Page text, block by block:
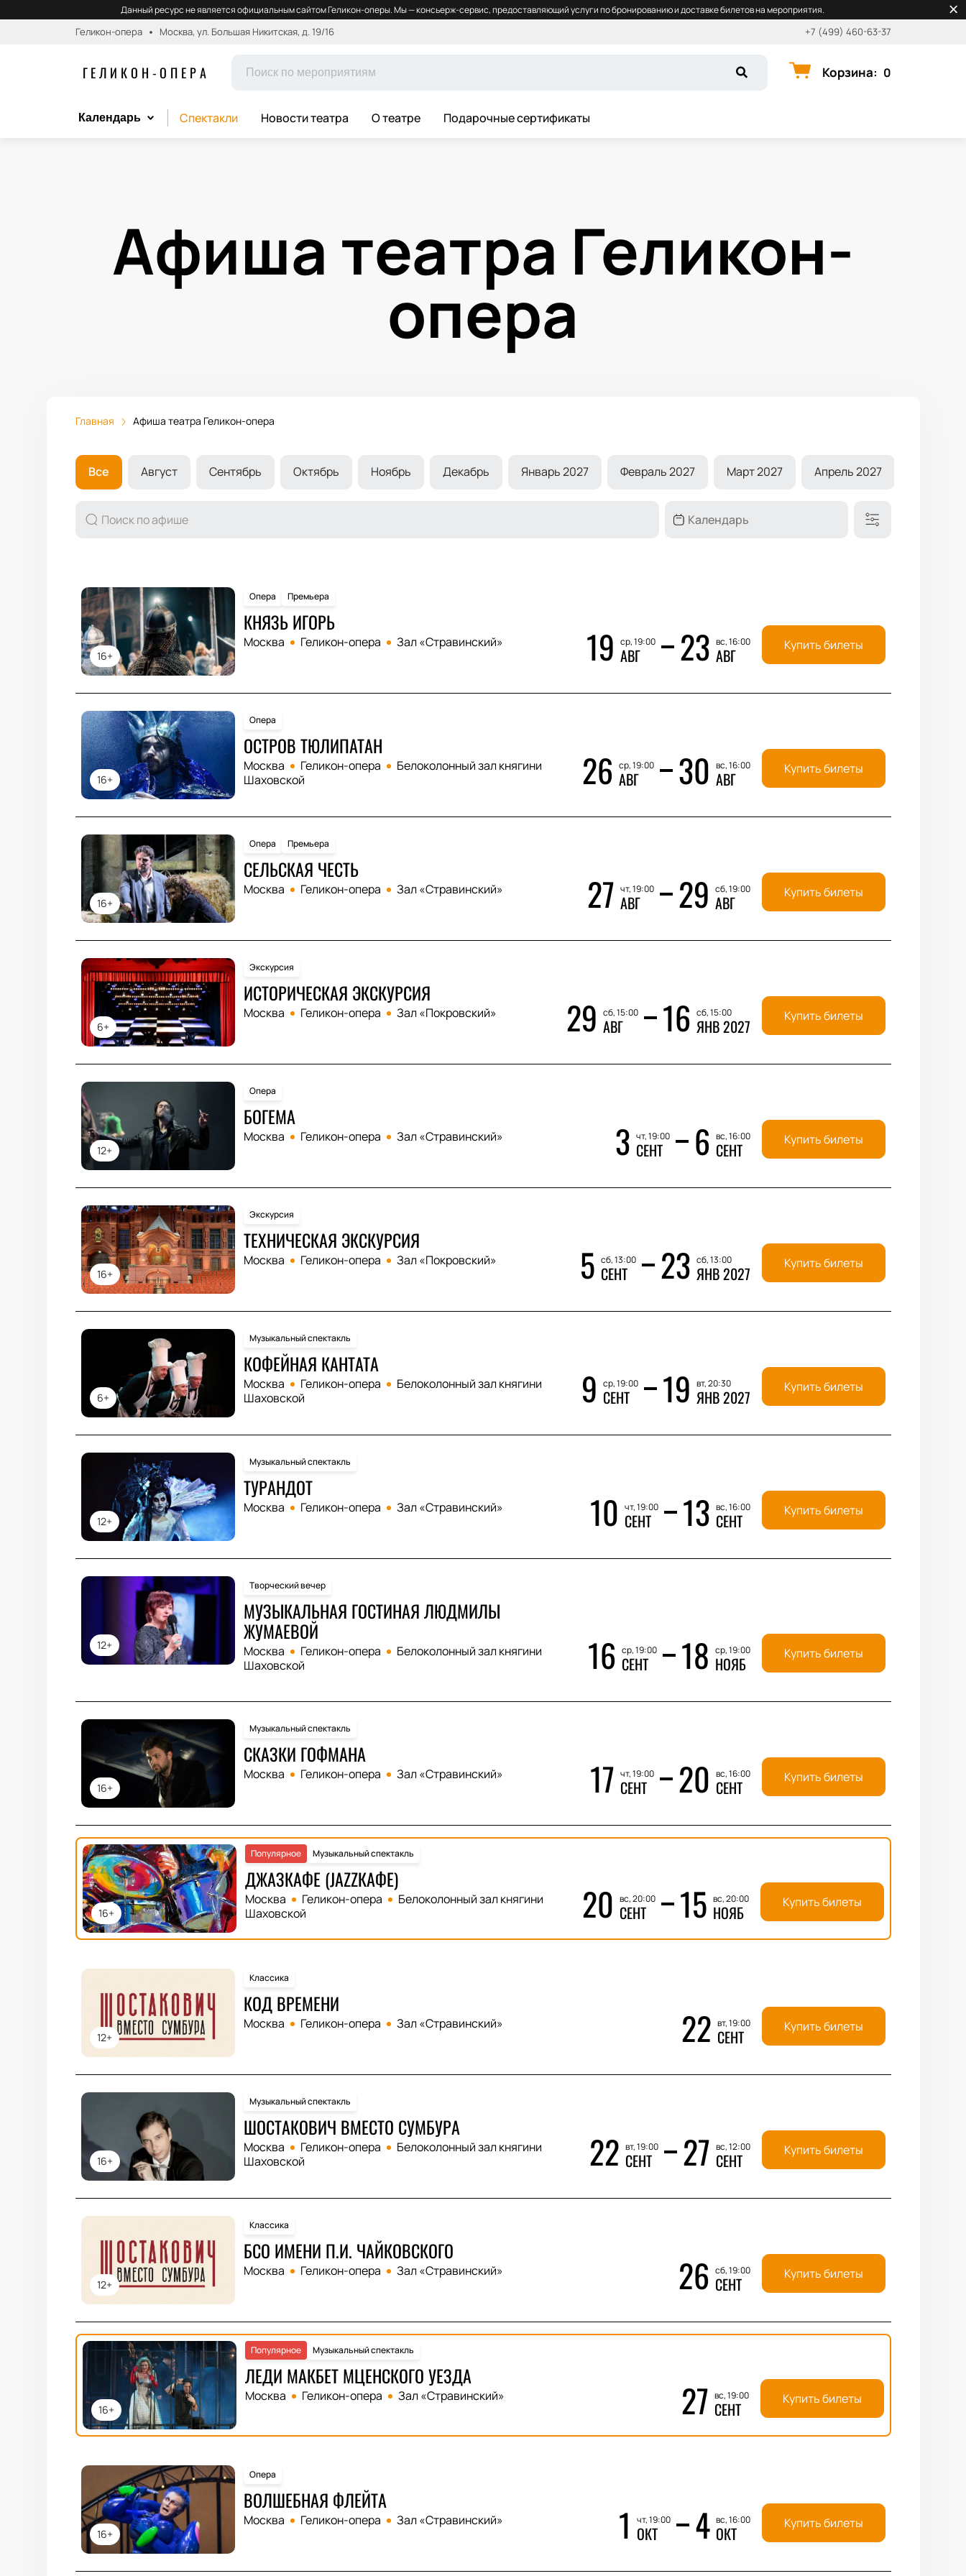
Данный ресурс не является официальным сайтом Геликон-оперы. Мы — консьерж-сервис, предоставляющий услуги по бронированию и доставке билетов на мероприятия.
Геликон-опера Москва, ул. Большая Никитская, д. 19/16 +7 (499) 460-63-37
ГЕЛИКОН-ОПЕРА Корзина: 0
Календарь Спектакли Новости театра О театре Подарочные сертификаты
Афиша театра Геликон-
опера
Главная Афиша театра Геликон-опера
Все Август Сентябрь Октябрь Ноябрь Декабрь Январь 2027 Февраль 2027 Март 2027 Апрель 2027
16+
Опера Премьера
КНЯЗЬ ИГОРЬ
Москва Геликон-опера Зал «Стравинский» 19 ср, 19:00
АВГ 23 вс, 16:00
АВГ Купить билеты
16+
Опера
ОСТРОВ ТЮЛИПАТАН
Москва Геликон-опера
Белоколонный зал княгини
Шаховской
26 ср, 19:00
АВГ 30 вс, 16:00
АВГ Купить билеты
16+
Опера Премьера
СЕЛЬСКАЯ ЧЕСТЬ
Москва Геликон-опера Зал «Стравинский» 27 чт, 19:00
АВГ 29 сб, 19:00
АВГ Купить билеты
6+
Экскурсия
ИСТОРИЧЕСКАЯ ЭКСКУРСИЯ
Москва Геликон-опера Зал «Покровский» 29 сб, 15:00
АВГ 16 сб, 15:00
ЯНВ 2027 Купить билеты
12+
Опера
БОГЕМА
Москва Геликон-опера Зал «Стравинский» 3 чт, 19:00
СЕНТ 6 вс, 16:00
СЕНТ Купить билеты
16+
Экскурсия
ТЕХНИЧЕСКАЯ ЭКСКУРСИЯ
Москва Геликон-опера Зал «Покровский» 5 сб, 13:00
СЕНТ 23 сб, 13:00
ЯНВ 2027 Купить билеты
6+
Музыкальный спектакль
КОФЕЙНАЯ КАНТАТА
Москва Геликон-опера
Белоколонный зал княгини
Шаховской
9 ср, 19:00
СЕНТ 19 вт, 20:30
ЯНВ 2027 Купить билеты
12+
Музыкальный спектакль
ТУРАНДОТ
Москва Геликон-опера Зал «Стравинский» 10 чт, 19:00
СЕНТ 13 вс, 16:00
СЕНТ Купить билеты
12+
Творческий вечер
МУЗЫКАЛЬНАЯ ГОСТИНАЯ ЛЮДМИЛЫ
ЖУМАЕВОЙ
Москва Геликон-опера
Белоколонный зал княгини
Шаховской
16 ср, 19:00
СЕНТ 18 ср, 19:00
НОЯБ Купить билеты
16+
Музыкальный спектакль
СКАЗКИ ГОФМАНА
Москва Геликон-опера Зал «Стравинский» 17 чт, 19:00
СЕНТ 20 вс, 16:00
СЕНТ Купить билеты
16+
Музыкальный спектакль
Популярное
ДЖАЗКАФЕ (JAZZКАФЕ)
Москва Геликон-опера
Белоколонный зал княгини
Шаховской
20 вс, 20:00
СЕНТ 15 вс, 20:00
НОЯБ Купить билеты
12+
Классика
КОД ВРЕМЕНИ
Москва Геликон-опера Зал «Стравинский» 22 вт, 19:00
СЕНТ Купить билеты
16+
Музыкальный спектакль
ШОСТАКОВИЧ ВМЕСТО СУМБУРА
Москва Геликон-опера
Белоколонный зал княгини
Шаховской
22 вт, 19:00
СЕНТ 27 вс, 12:00
СЕНТ Купить билеты
12+
Классика
БСО ИМЕНИ П.И. ЧАЙКОВСКОГО
Москва Геликон-опера Зал «Стравинский» 26 сб, 19:00
СЕНТ Купить билеты
16+
Музыкальный спектакль
Популярное
ЛЕДИ МАКБЕТ МЦЕНСКОГО УЕЗДА
Москва Геликон-опера Зал «Стравинский» 27 вс, 19:00
СЕНТ Купить билеты
16+
Опера
ВОЛШЕБНАЯ ФЛЕЙТА
Москва Геликон-опера Зал «Стравинский» 1 чт, 19:00
ОКТ 4 вс, 16:00
ОКТ Купить билеты